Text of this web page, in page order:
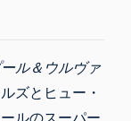
ール＆ウルヴァ
ズとヒュー・
ルのスーパー